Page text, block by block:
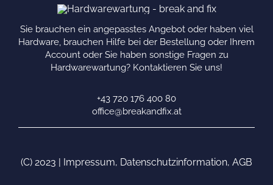
Sie brauchen ein angepasstes Angebot oder haben viel
Hardware, brauchen Hilfe bei der Bestellung oder Ihrem
Account oder Sie haben sonstige Fragen zu
Hardwarewartung? Kontaktieren Sie uns!
+43 720 176 400 80
office@breakandfix.at
(C) 2023 | Impressum, Datenschutzinformation, AGB